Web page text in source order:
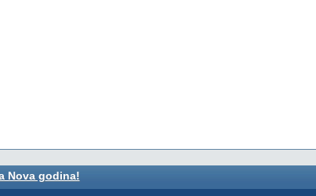
Nova godina!